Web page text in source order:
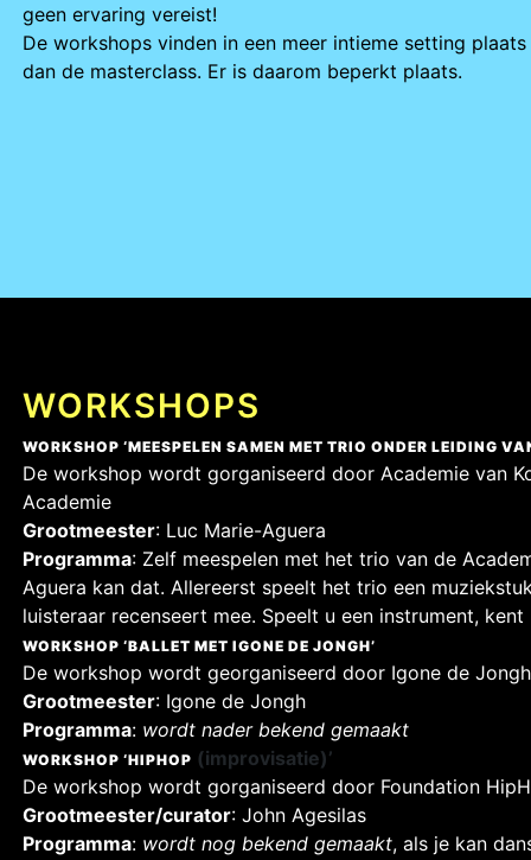
geen ervaring vereist!
De workshops vinden in een meer intieme setting plaats
dan de masterclass. Er is daarom beperkt plaats.
WORKSHOPS
WORKSHOP ‘MEESPELEN SAMEN MET TRIO ONDER LEIDING
De workshop wordt gorganiseerd door Academie van
Academie
Grootmeester: Luc Marie-Aguera
Programma: Zelf meespelen met het trio van de
Aguera kan dat. Allereerst speelt het trio een
luisteraar recenseert mee. Speelt u een instrument,
WORKSHOP ‘BALLET MET IGONE DE JONGH’
De workshop wordt georganiseerd door Igone de
Grootmeester: Igone de Jongh
Programma: wordt nader bekend gemaakt
WORKSHOP ‘HIPHOP (improvisatie)’
De workshop wordt gorganiseerd door Foundation
Grootmeester/curator: John Agesilas
Programma: wordt nog bekend gemaakt, als je kan